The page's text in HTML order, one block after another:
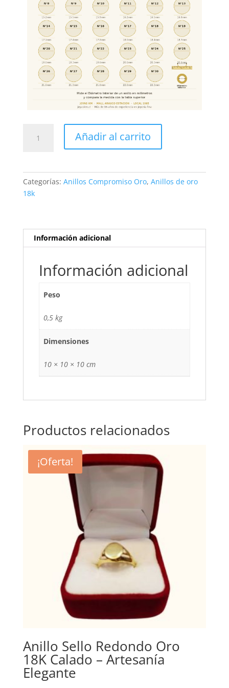
Juvenil
con
Personalizable
cantidad
Añadir al carrito
Categorías: Anillos Compromiso Oro, Anillos de oro
18k
Información adicional
Información adicional
Peso
0,5 kg
Dimensiones
10 × 10 × 10 cm
Productos relacionados
¡Oferta!
Anillo Sello Redondo Oro
18K Calado – Artesanía
Elegante